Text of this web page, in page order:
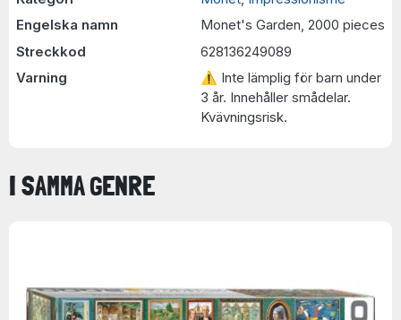
Engelska namn
Monet's Garden, 2000 pieces
Streckkod
628136249089
Varning
⚠ Inte lämplig för barn under
3 år. Innehåller smådelar.
Kvävningsrisk.
I SAMMA GENRE